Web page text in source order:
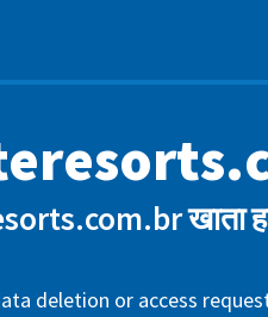
खाता
deletion or access